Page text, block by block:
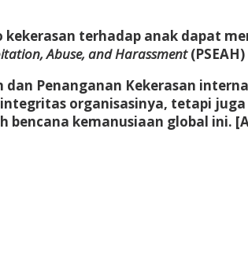
terhadap anak dapat
Abuse, and Harassment
Penanganan Kekerasan
organisasinya, tetapi
kemanusiaan global ini.